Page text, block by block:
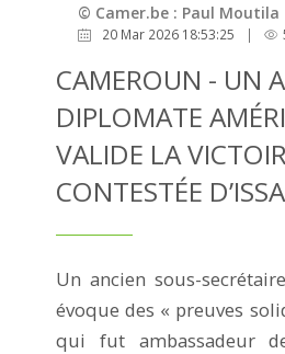
© Camer.be : Paul Moutila
20 Mar 2026 18:53:25 |
CAMEROUN - UN
DIPLOMATE
VALIDE LA
CONTESTÉE
Un ancien sous-
évoque des « preuves
qui fut ambassadeur